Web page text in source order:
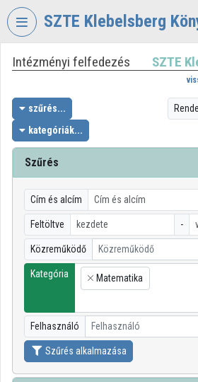
Fejléc kihagyása
SZTE Klebelsberg
VIDEOTORIUM
SZTE
KLEBELSBERG
KÖNYVTÁR
Intézményi kezdőlap
Bejelentkezés
Intézményi felfedezés
Kategóriák
Intézményi listák
Intézmények
Közreműködők
Intézményi felfedezés SZTE
szűrés...
kategóriák...
Szűrés
Cím és alcím
Feltöltve -
Közreműködő Közreműködő
Kategória
×
Matematika
Felhasználó Felhasználó
Szűrés alkalmazása